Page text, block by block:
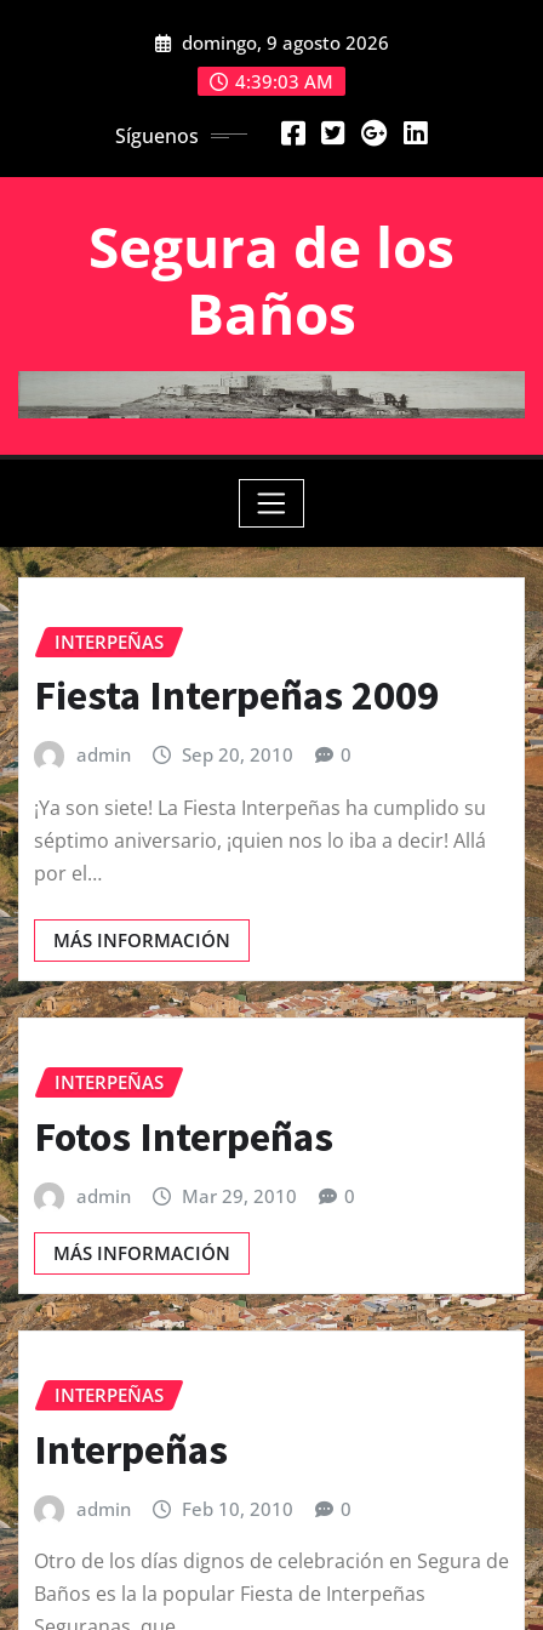
domingo, 9 agosto 2026
4:39:03 AM
Síguenos
Segura de los
Baños
INTERPEÑAS
Fiesta Interpeñas 2009
admin Sep 20, 2010 0
¡Ya son siete! La Fiesta Interpeñas ha cumplido su
séptimo aniversario, ¡quien nos lo iba a decir! Allá
por el…
MÁS INFORMACIÓN
INTERPEÑAS
Fotos Interpeñas
admin Mar 29, 2010 0
MÁS INFORMACIÓN
INTERPEÑAS
Interpeñas
admin Feb 10, 2010 0
Otro de los días dignos de celebración en Segura de
Baños es la la popular Fiesta de Interpeñas